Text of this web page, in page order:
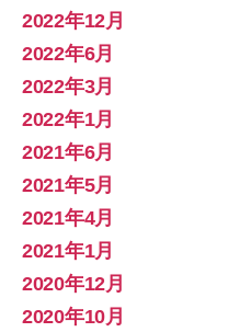
2022年12月
2022年6月
2022年3月
2022年1月
2021年6月
2021年5月
2021年4月
2021年1月
2020年12月
2020年10月